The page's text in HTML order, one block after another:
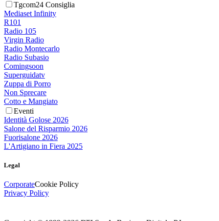
Tgcom24 Consiglia
Mediaset Infinity
R101
Radio 105
Virgin Radio
Radio Montecarlo
Radio Subasio
Comingsoon
Superguidatv
Zuppa di Porro
Non Sprecare
Cotto e Mangiato
Eventi
Identità Golose 2026
Salone del Risparmio 2026
Fuorisalone 2026
L'Artigiano in Fiera 2025
Legal
CorporateCookie Policy
Privacy Policy